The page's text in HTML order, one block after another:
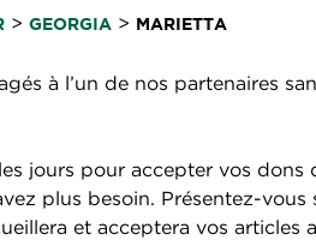
> GEORGIA > MARIETTA
à l’un de nos partenaires
jours pour accepter vos dons
plus besoin. Présentez-
et acceptera vos articles